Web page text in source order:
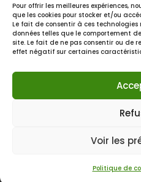
Pour offrir les meilleures expériences,
que les cookies pour stocker et/ou
Le fait de consentir à ces
données telles que le comportement
site. Le fait de ne pas consentir ou de
effet négatif sur certaines
Voir les
Politique de
© 2025 ECOLE TAO – TOUS